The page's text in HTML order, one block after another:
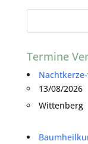
Termine
13/08/2026
Wittenberg